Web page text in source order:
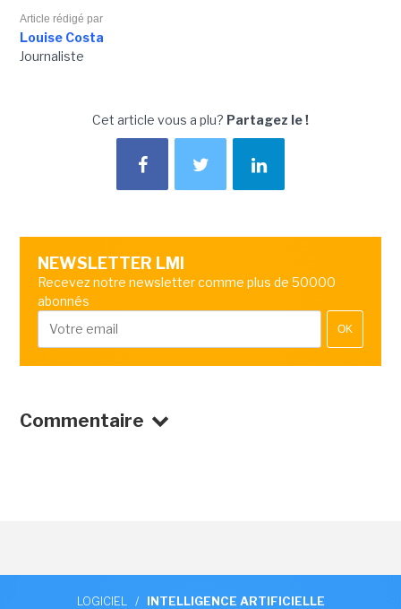
Article rédigé par
Louise Costa
Journaliste
Cet article vous a plu? Partagez le !
NEWSLETTER LMI
Recevez notre newsletter comme plus de 50000
abonnés
OK
Commentaire
LOGICIEL / INTELLIGENCE ARTIFICIELLE